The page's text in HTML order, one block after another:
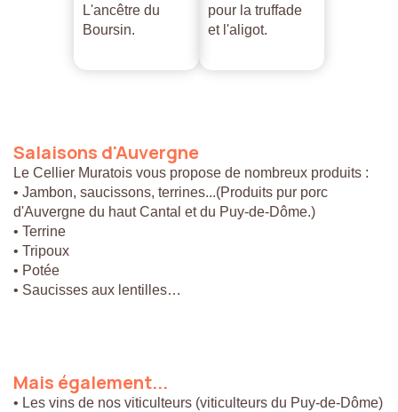
L'ancêtre du
Boursin.
pour la truffade
et l'aligot.
Salaisons d'Auvergne
Le Cellier Muratois vous propose de nombreux produits :
• Jambon, saucissons, terrines...(Produits pur porc
d'Auvergne du haut Cantal et du Puy-de-Dôme.)
• Terrine
• Tripoux
• Potée
• Saucisses aux lentilles…
Mais également...
• Les vins de nos viticulteurs (viticulteurs du Puy-de-Dôme)